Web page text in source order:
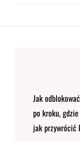
Jak
po kroku,
jak przywrócić